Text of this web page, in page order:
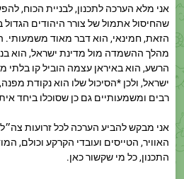
הזאת, חמינאי, הוא דבר מאוד משמעותי.
מהלך ההשמדה מול מדינת ישראל, הוא בנה
הרשע, הוא באיראן עצמה הוביל קו בלתי
ישראל, ולכן *הסיכול שלו הוא נקודת
רבים ומשמעותיים גם כן שסוכלו ביחד
אני מבקש להביע הערכה לכל זרועות צה״ל
התכנון, כל מי שקשור כאן.
אני חושב שזו פעולה שהפתיחה שלה